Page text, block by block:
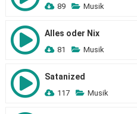
89 Musik
Alles oder Nix
81 Musik
Satanized
117 Musik